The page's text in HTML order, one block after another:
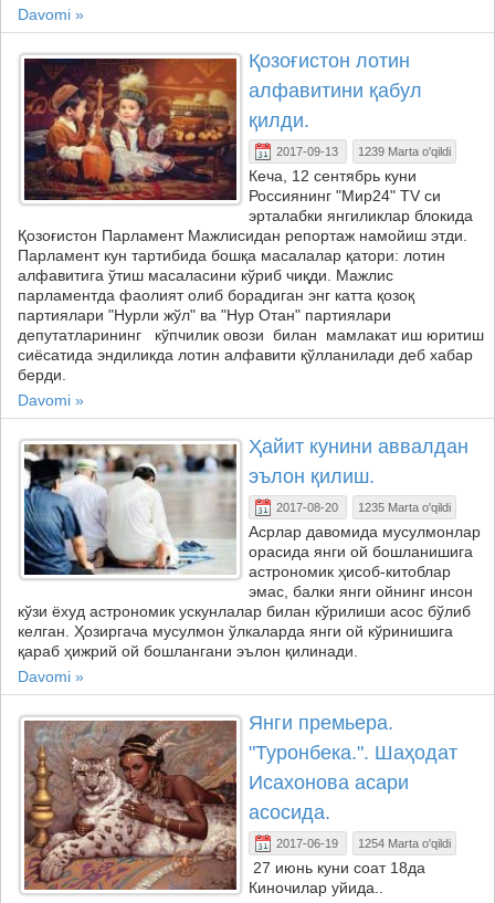
Davomi »
Қозоғистон лотин
алфавитини қабул
қилди.
2017-09-13 1239 Marta o'qildi
Кеча, 12 сентябрь куни
Россиянинг "Мир24" TV си
эрталабки янгиликлар блокида
Қозоғистон Парламент Мажлисидан репортаж намойиш этди.
Парламент кун тартибида бошқа масалалар қатори: лотин
алфавитига ўтиш масаласини кўриб чиқди. Мажлис
парламентда фаолият олиб борадиган энг катта қозоқ
партиялари "Нурли жўл" ва "Нур Отан" партиялари
депутатларининг кўпчилик овози билан мамлакат иш юритиш
сиёсатида эндиликда лотин алфавити қўлланилади деб хабар
берди.
Davomi »
Ҳайит кунини аввалдан
эълон қилиш.
2017-08-20 1235 Marta o'qildi
Асрлар давомида мусулмонлар
орасида янги ой бошланишига
астрономик ҳисоб-китоблар
эмас, балки янги ойнинг инсон
кўзи ёхуд астрономик ускунлалар билан кўрилиши асос бўлиб
келган. Ҳозиргача мусулмон ўлкаларда янги ой кўринишига
қараб ҳижрий ой бошлангани эълон қилинади.
Davomi »
Янги премьера.
"Туронбека.". Шаҳодат
Исахонова асари
асосида.
2017-06-19 1254 Marta o'qildi
27 июнь куни соат 18да
Киночилар уйида..